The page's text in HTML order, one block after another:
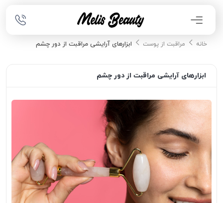
خانه مراقبت از پوست ابزارهای آرایشی مراقبت از دور چشم
ابزارهای آرایشی مراقبت از دور چشم